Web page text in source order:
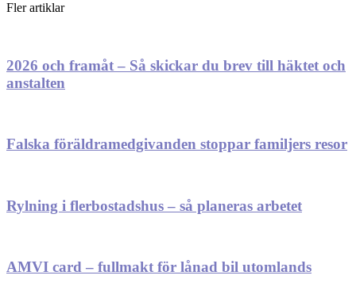
Fler artiklar
2026 och framåt – Så skickar du brev till häktet och
anstalten
Falska föräldramedgivanden stoppar familjers resor
Rylning i flerbostadshus – så planeras arbetet
AMVI card – fullmakt för lånad bil utomlands